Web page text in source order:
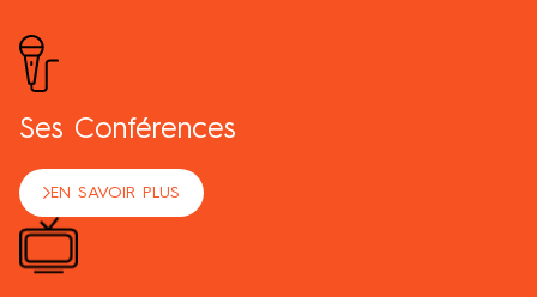
Ses Conférences
EN SAVOIR PLUS